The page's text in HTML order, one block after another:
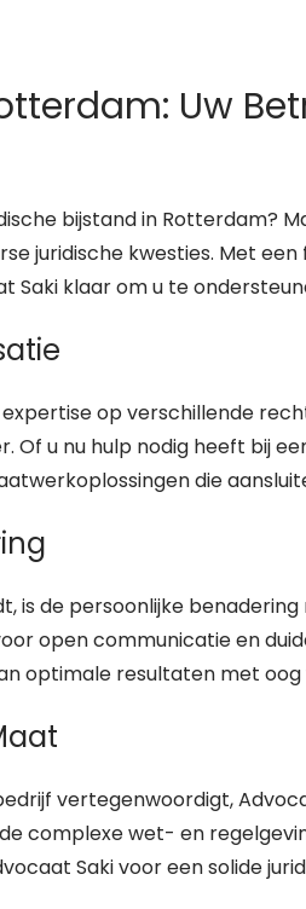
Uw
bijstand in Rotterdam?
juridische kwesties. Met
Saki klaar om u te
op verschillende
u nu hulp nodig heeft bij
die
is de persoonlijke
open communicatie en
optimale resultaten met oog
vertegenwoordigt,
complexe wet- en
Saki voor een solide